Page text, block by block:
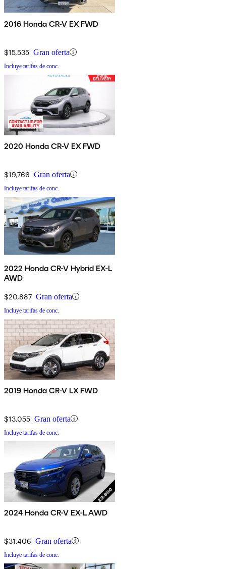
2016 Honda CR-V EX FWD
$15,535 Gran oferta
Incluye tarifas de conc.
2020 Honda CR-V EX FWD
$19,766 Gran oferta
Incluye tarifas de conc.
2022 Honda CR-V Hybrid EX-L
AWD
$20,887 Gran oferta
Incluye tarifas de conc.
2019 Honda CR-V LX FWD
$13,055 Gran oferta
Incluye tarifas de conc.
2024 Honda CR-V EX-L AWD
$31,406 Gran oferta
Incluye tarifas de conc.